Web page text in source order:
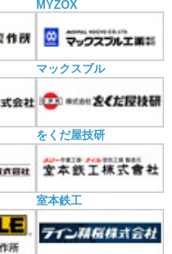
MYZOX
マックスブル
をくだ屋技研
室本鉄工